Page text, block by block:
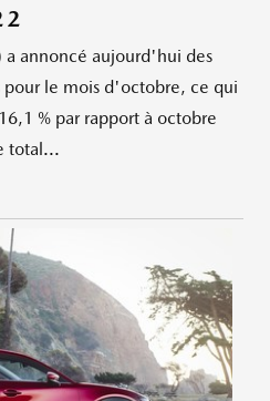
annoncé aujourd'hui des
pour le mois d'octobre, ce qui
% par rapport à octobre
total...